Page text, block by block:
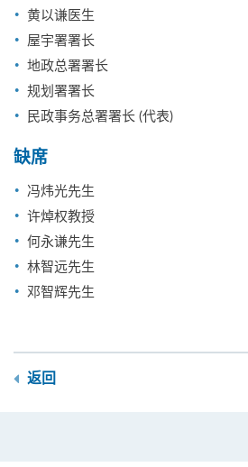
黄以谦医生
屋宇署署长
地政总署署长
规划署署长
民政事务总署署长 (代表)
缺席
冯炜光先生
许焯权教授
何永谦先生
林智远先生
邓智辉先生
返回